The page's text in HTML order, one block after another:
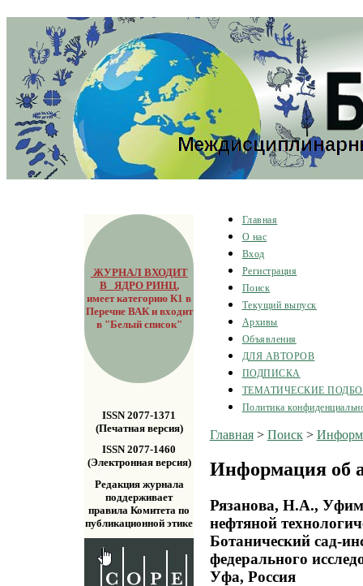
ЖУРНАЛ ВХОДИТ
В ЯДРО РИНЦ,
имеет категорию К1 в
Перечне ВАК и входит
в "Белый список"
ISSN 2077-1371
(Печатная версия)
ISSN 2077-1460
(Электронная версия)
Редакция журнала
поддерживает
правила Комитета по
публикационной этике
Главная
О нас
Вход
Регистрация
Поиск
Текущий выпуск
Архивы
Объявления
ДЛЯ АВТОРОВ
ПОДПИСКА
ТЕМАТИЧЕСКИЕ
Политика
Главная> Поиск>
Информация об
Рязанова, Н.А.,
нефтяной
Ботанический сад-
федерального
Уфа, Россия